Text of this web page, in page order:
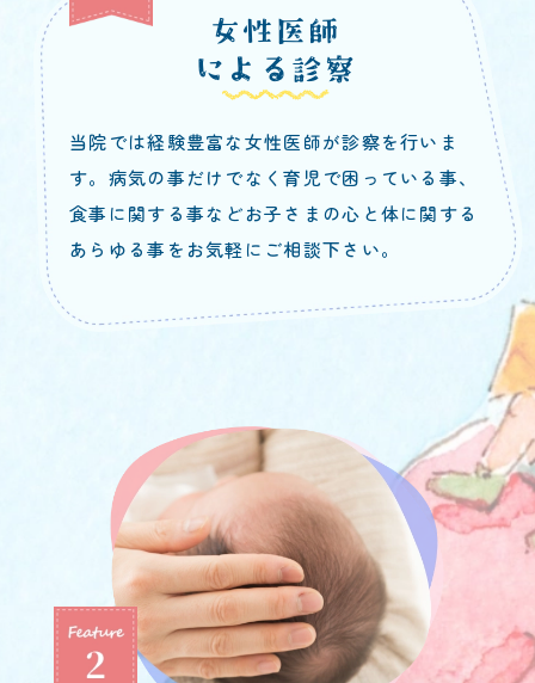
女性医師
による診察
当院では経験豊富な女性医師が診察を行いま
す。病気の事だけでなく育児で困っている事、
食事に関する事などお子さまの心と体に関する
あらゆる事をお気軽にご相談下さい。